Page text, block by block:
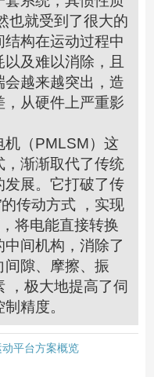
也就受到了很大的
构在运动过程中
及难以消除，且
会越来越突出，造
从硬件上严重影
机（PMLSM）这
渐渐取代了传统
发展。它打破了传
传动方式 ，实现
将电能直接转换
间机构，消除了
隙、摩擦、振
，极大地提高了伺
精度。
平台方案概览